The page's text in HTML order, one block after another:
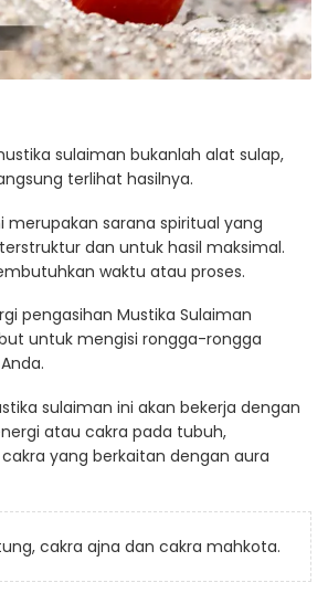
sulaiman bukanlah alat sulap,
terlihat hasilnya.
merupakan sarana spiritual yang
dan untuk hasil maksimal.
waktu atau proses.
pengasihan Mustika Sulaiman
untuk mengisi rongga-rongga
sulaiman ini akan bekerja dengan
atau cakra pada tubuh,
yang berkaitan dengan aura
cakra ajna dan cakra mahkota.